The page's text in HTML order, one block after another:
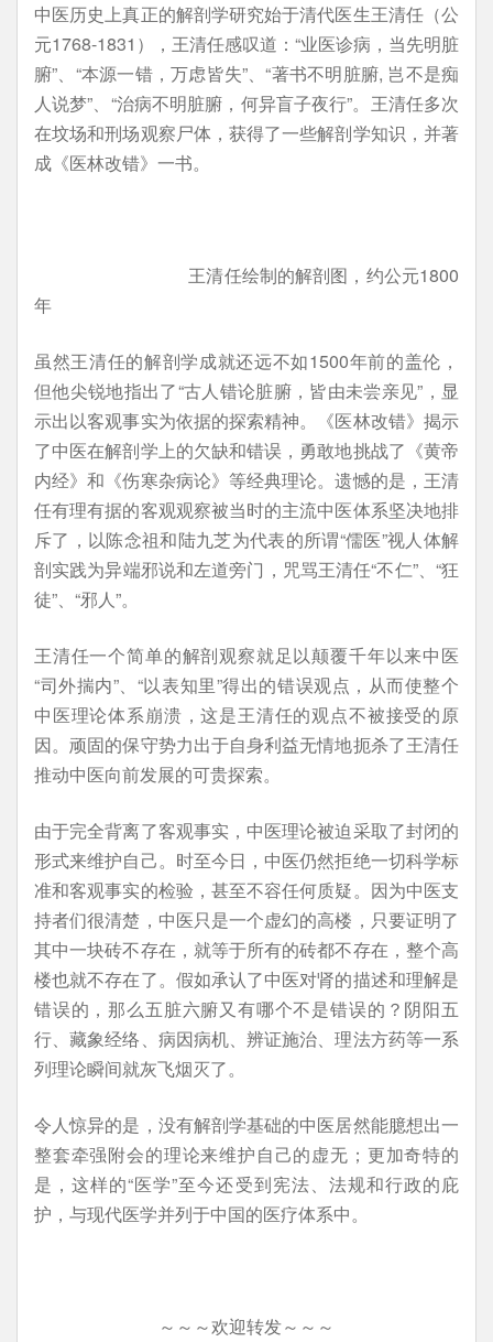
中医历史上真正的解剖学研究始于清代医生王清任（公
元1768-1831），王清任感叹道：“业医诊病，当先明脏
腑”、“本源一错，万虑皆失”、“著书不明脏腑, 岂不是痴
人说梦”、“治病不明脏腑，何异盲子夜行”。王清任多次
在坟场和刑场观察尸体，获得了一些解剖学知识，并著
成《医林改错》一书。
王清任绘制的解剖图，约公元1800
年
虽然王清任的解剖学成就还远不如1500年前的盖伦，
但他尖锐地指出了“古人错论脏腑，皆由未尝亲见”，显
示出以客观事实为依据的探索精神。《医林改错》揭示
了中医在解剖学上的欠缺和错误，勇敢地挑战了《黄帝
内经》和《伤寒杂病论》等经典理论。遗憾的是，王清
任有理有据的客观观察被当时的主流中医体系坚决地排
斥了，以陈念祖和陆九芝为代表的所谓“儒医”视人体解
剖实践为异端邪说和左道旁门，咒骂王清任“不仁”、“狂
徒”、“邪人”。
王清任一个简单的解剖观察就足以颠覆千年以来中医
“司外揣内”、“以表知里”得出的错误观点，从而使整个
中医理论体系崩溃，这是王清任的观点不被接受的原
因。顽固的保守势力出于自身利益无情地扼杀了王清任
推动中医向前发展的可贵探索。
由于完全背离了客观事实，中医理论被迫采取了封闭的
形式来维护自己。时至今日，中医仍然拒绝一切科学标
准和客观事实的检验，甚至不容任何质疑。因为中医支
持者们很清楚，中医只是一个虚幻的高楼，只要证明了
其中一块砖不存在，就等于所有的砖都不存在，整个高
楼也就不存在了。假如承认了中医对肾的描述和理解是
错误的，那么五脏六腑又有哪个不是错误的？阴阳五
行、藏象经络、病因病机、辨证施治、理法方药等一系
列理论瞬间就灰飞烟灭了。
令人惊异的是，没有解剖学基础的中医居然能臆想出一
整套牵强附会的理论来维护自己的虚无；更加奇特的
是，这样的“医学”至今还受到宪法、法规和行政的庇
护，与现代医学并列于中国的医疗体系中。
～～～欢迎转发～～～